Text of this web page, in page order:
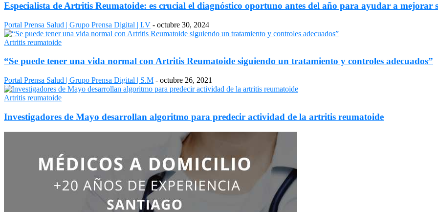
Especialista de Artritis Reumatoide: es crucial el diagnóstico oportuno antes del año para ayudar a mejorar
Portal Prensa Salud | Grupo Prensa Digital | I.V - octubre 30, 2024
Artritis reumatoide
“Se puede tener una vida normal con Artritis Reumatoide siguiendo un tratamiento y controles adecuados”
Portal Prensa Salud | Grupo Prensa Digital | S.M - octubre 26, 2021
Artritis reumatoide
Investigadores de Mayo desarrollan algoritmo para predecir actividad de la artritis reumatoide